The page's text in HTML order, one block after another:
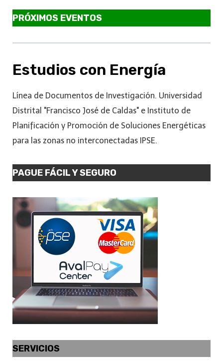
PRÓXIMOS EVENTOS
Estudios con Energía
Línea de Documentos de Investigación. Universidad
Distrital "Francisco José de Caldas" e Instituto de
Planificación y Promoción de Soluciones Energéticas
para las zonas no interconectadas IPSE.
PAGUE FÁCIL Y SEGURO
SERVICIOS